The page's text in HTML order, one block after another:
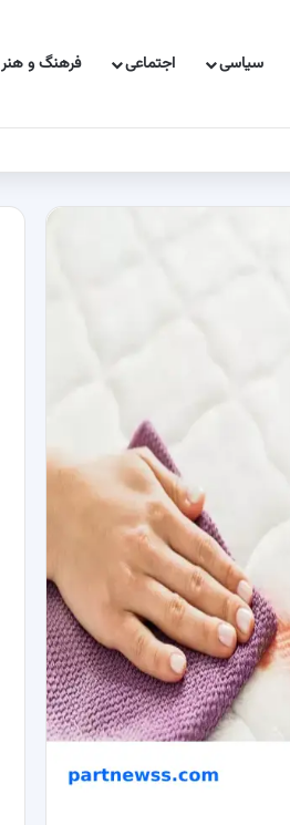
سیاسی اجتماعی فرهنگ و هنر